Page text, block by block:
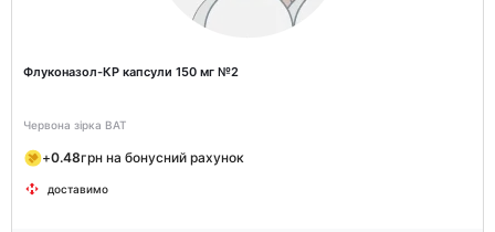
Флуконазол-КР капсули 150 мг №2
Червона зірка ВАТ
+0.48грн на бонусний рахунок
доставимо